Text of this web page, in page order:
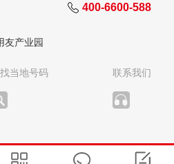
400-6600-588
友产业园
当地号码 联系我们
网络科技股份有限公司